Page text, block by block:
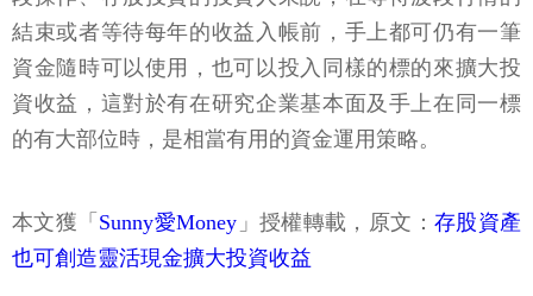
結束或者等待每年的收益入帳前，手上都可仍有一筆
資金隨時可以使用，也可以投入同樣的標的來擴大投
資收益，這對於有在研究企業基本面及手上在同一標
的有大部位時，是相當有用的資金運用策略。
本文獲「 Sunny愛Money 」授權轉載，原文： 存股資產
也可創造靈活現金擴大投資收益